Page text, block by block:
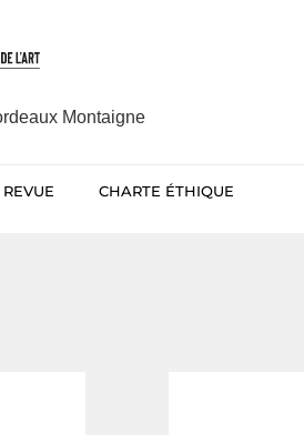
Montaigne
CHARTE ÉTHIQUE